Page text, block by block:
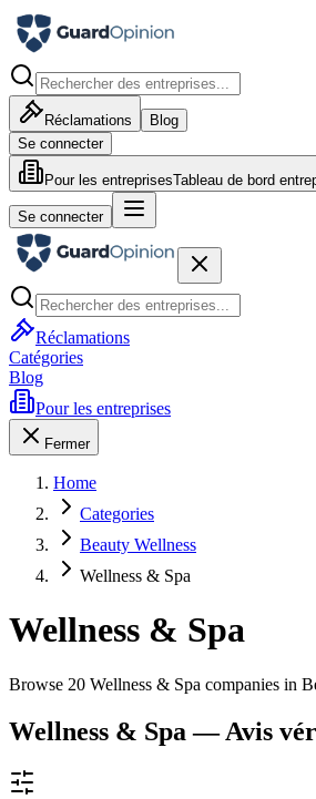
Réclamations
Blog
Se connecter
Pour les entreprisesTableau de bord
Se connecter
Réclamations
Catégories
Blog
Pour les entreprises
Fermer
Home
Categories
Beauty Wellness
Wellness & Spa
Wellness & Spa
Browse 20 Wellness & Spa companies in
Wellness & Spa — Avis